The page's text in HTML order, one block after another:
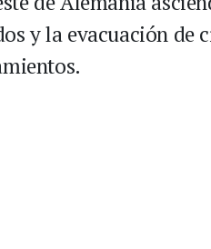
y la evacuación de